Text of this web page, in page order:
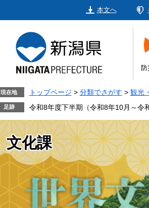
本文へ
防
現在地 トップページ > 分類でさがす > 観光
令和8年度下半期（令和8年10月～令
文化課